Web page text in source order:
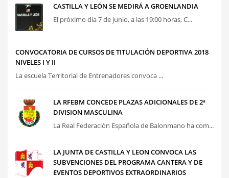
CASTILLA Y LEÓN SE MEDIRÁ A GROENLANDIA
El próximo día 7 de junio, a las 19:00 horas, C...
CONVOCATORIA DE CURSOS DE TITULACIÓN DEPORTIVA 2018
NIVELES I Y II
La escuela Territorial de Entrenadores convoca ...
LA RFEBM CONCEDE PLAZAS ADICIONALES DE 2ª
DIVISION MASCULINA
La Real Federación Española de Balonmano ha com...
LA JUNTA DE CASTILLA Y LEON CONVOCA LAS
SUBVENCIONES DEL PROGRAMA CANTERA Y DE
EVENTOS DEPORTIVOS EXTRAORDINARIOS